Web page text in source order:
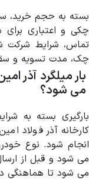
بسته به حجم خرید،
چکی و اعتباری برای
تماس، شرایط شرکت
چک، مدت تسویه و
بار میلگرد آذر
می شود؟
بارگیری بسته به
کارخانه آذر فولاد
انجام شود. نوع
می شود و قبل از
می شود تا هماهنگی